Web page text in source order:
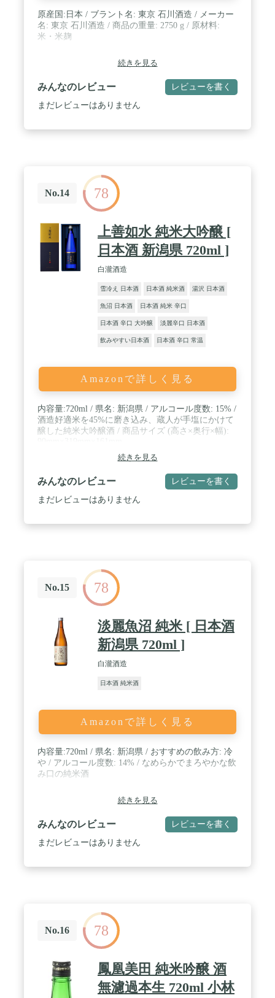
原産国:日本 / ブラント名: 東京 石川酒造 / メーカー
名: 東京 石川酒造 / 商品の重量: 2750 g / 原材料:
米・米麹
続きを見る
みんなのレビュー レビューを書く
まだレビューはありません
No.14 78
上善如水 純米大吟醸 [
日本酒 新潟県 720ml ]
白瀧酒造
雪冷え 日本酒 日本酒 純米酒 湯沢 日本酒
魚沼 日本酒 日本酒 純米 辛口
日本酒 辛口 大吟醸 淡麗辛口 日本酒
飲みやすい日本酒 日本酒 辛口 常温
Amazonで詳しく見る
内容量:720ml / 県名: 新潟県 / アルコール度数: 15% /
酒造好適米を45%に磨き込み、蔵人が手塩にかけて
醸した純米大吟醸酒 / 商品サイズ (高さ×奥行×幅):
続きを見る
みんなのレビュー レビューを書く
まだレビューはありません
No.15 78
淡麗魚沼 純米 [ 日本酒
新潟県 720ml ]
白瀧酒造
日本酒 純米酒
Amazonで詳しく見る
内容量:720ml / 県名: 新潟県 / おすすめの飲み方: 冷
や / アルコール度数: 14% / なめらかでまろやかな飲
み口の純米酒
続きを見る
みんなのレビュー レビューを書く
まだレビューはありません
No.16 78
鳳凰美田 純米吟醸 酒
無濾過本生 720ml 小林